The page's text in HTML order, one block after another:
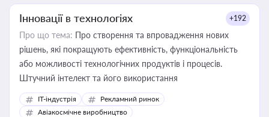
Інновації в технологіях +192
Про що тема: Про створення та впровадження нових
рішень, які покращують ефективність, функціональність
або можливості технологічних продуктів і процесів.
Штучний інтелект та його використання
IT-індустрія
Рекламний ринок
Авіакосмічне виробництво